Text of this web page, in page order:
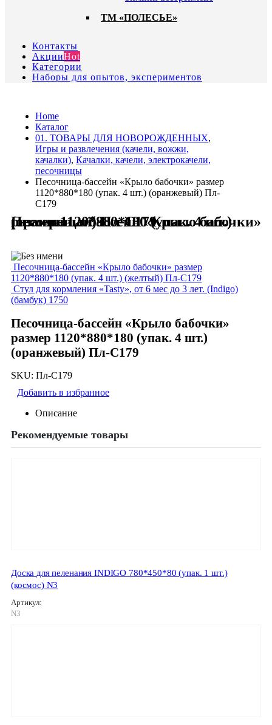
ТМ «ПОЛЕСЬЕ»
Контакты
АкцииHot
Категории
Наборы для опытов, экспериментов
Home
Каталог
01. ТОВАРЫ ДЛЯ НОВОРОЖДЕННЫХ,
Игры и развлечения (качели, вожжи,
качалки), Качалки, качели, электрокачели,
песочницы
Песочница-бассейн «Крыло бабочки» размер
1120*880*180 (упак. 4 шт.) (оранжевый) Пл-
С179
Песочница-бассейн «Крыло бабочки» размер 1120*880*180 (упак. 4 шт.) (оранжевый) Пл-С179
Песочница-бассейн «Крыло бабочки» размер
1120*880*180 (упак. 4 шт.) (желтый) Пл-С179
Стул для кормления «Tasty», от 6 мес до 3 лет. (Indigo)
(бамбук) 1750
Песочница-бассейн «Крыло бабочки»
размер 1120*880*180 (упак. 4 шт.)
(оранжевый) Пл-С179
SKU: Пл-С179
Добавить в избранное
Описание
Рекомендуемые товары
Доска для пеленания INDIGO 780*450*80 (упак. 1 шт.)
(космос) N3
Артикул:
N3